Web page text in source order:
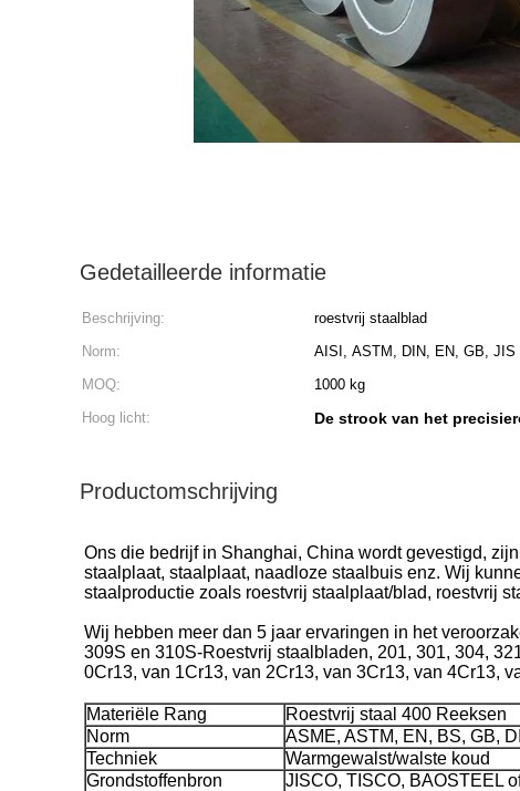
Gedetailleerde informatie
Beschrijving: roestvrij staalblad
Norm:
AISI, ASTM, DIN, EN, GB, JIS
MOQ:
1000 kg
Hoog licht:
De strook van het
Productomschrijving
Ons die bedrijf in Shanghai, China wordt gevestigd,
staalplaat, staalplaat, naadloze staalbuis enz. Wij
staalproductie zoals roestvrij staalplaat/blad, roestvrij
Wij hebben meer dan 5 jaar ervaringen in het
309S en 310S-Roestvrij staalbladen, 201, 301, 304,
0Cr13, van 1Cr13, van 2Cr13, van 3Cr13, van 4Cr13,
Materiële Rang
Roestvrij staal 400 Reeksen
Norm
ASME, ASTM, EN, BS, GB,
Techniek
Warmgewalst/walste koud
Grondstoffenbron
JISCO, TISCO, BAOSTEEL